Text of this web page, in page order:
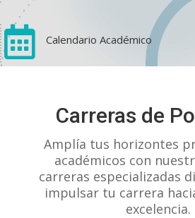
1 0
 Calendario Académico
Carreras de
Amplía tus horizontes
académicos con
carreras especializadas
impulsar tu carrera
excelencia.